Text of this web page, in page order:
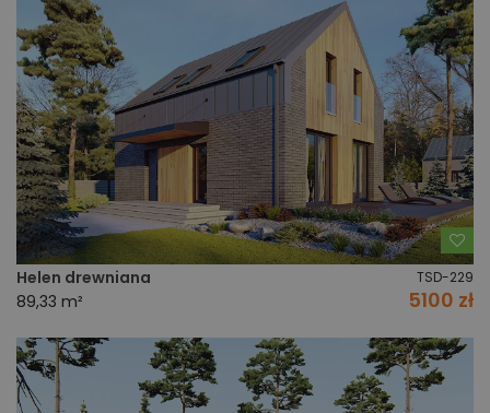
Helen drewniana TSD-229
89,33 m² 5100 zł